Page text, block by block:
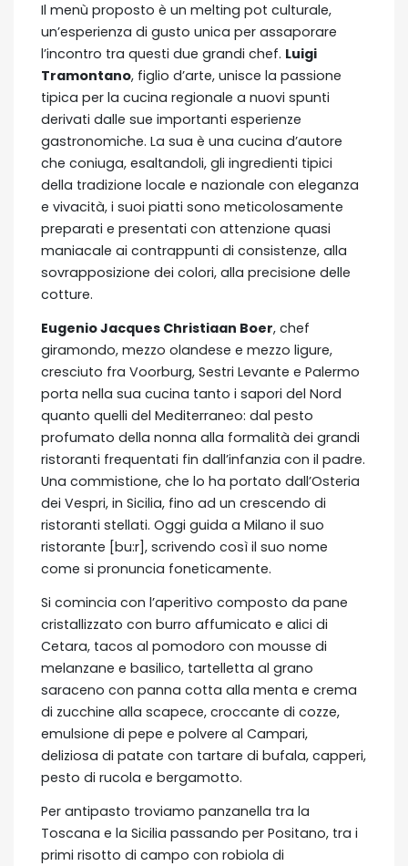
Il menù proposto è un melting pot culturale,
un’esperienza di gusto unica per assaporare
l’incontro tra questi due grandi chef. Luigi
Tramontano, figlio d’arte, unisce la passione
tipica per la cucina regionale a nuovi spunti
derivati dalle sue importanti esperienze
gastronomiche. La sua è una cucina d’autore
che coniuga, esaltandoli, gli ingredienti tipici
della tradizione locale e nazionale con eleganza
e vivacità, i suoi piatti sono meticolosamente
preparati e presentati con attenzione quasi
maniacale ai contrappunti di consistenze, alla
sovrapposizione dei colori, alla precisione delle
cotture.
Eugenio Jacques Christiaan Boer, chef
giramondo, mezzo olandese e mezzo ligure,
cresciuto fra Voorburg, Sestri Levante e Palermo
porta nella sua cucina tanto i sapori del Nord
quanto quelli del Mediterraneo: dal pesto
profumato della nonna alla formalità dei grandi
ristoranti frequentati fin dall’infanzia con il padre.
Una commistione, che lo ha portato dall’Osteria
dei Vespri, in Sicilia, fino ad un crescendo di
ristoranti stellati. Oggi guida a Milano il suo
ristorante [bu:r], scrivendo così il suo nome
come si pronuncia foneticamente.
Si comincia con l’aperitivo composto da pane
cristallizzato con burro affumicato e alici di
Cetara, tacos al pomodoro con mousse di
melanzane e basilico, tartelletta al grano
saraceno con panna cotta alla menta e crema
di zucchine alla scapece, croccante di cozze,
emulsione di pepe e polvere al Campari,
deliziosa di patate con tartare di bufala, capperi,
pesto di rucola e bergamotto.
Per antipasto troviamo panzanella tra la
Toscana e la Sicilia passando per Positano, tra i
primi risotto di campo con robiola di